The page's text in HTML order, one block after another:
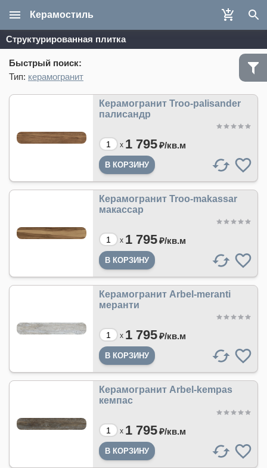
Керамостиль
Структурированная плитка
Быстрый поиск:
Тип: керамогранит
Керамогранит Troo-palisander
палисандр
x 1 795₽/кв.м
Керамогранит Troo-makassar
макассар
x 1 795₽/кв.м
Керамогранит Arbel-meranti
меранти
x 1 795₽/кв.м
Керамогранит Arbel-kempas
кемпас
x 1 795₽/кв.м